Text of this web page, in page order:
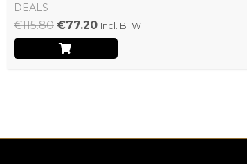
DEALS
€115.80 €77.20 Incl. BTW